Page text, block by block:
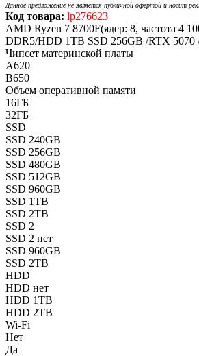
Данное предложение не является публичной офертой и носит
Код товара: lp276623
AMD Ryzen 7 8700F(ядер: 8, частота 4
DDR5/HDD 1TB SSD 256GB /RTX 5070
Чипсет материнской платы
A620
B650
Объем оперативной памяти
16ГБ
32ГБ
SSD
SSD 240GB
SSD 256GB
SSD 480GB
SSD 512GB
SSD 960GB
SSD 1TB
SSD 2TB
SSD 2
SSD 2 нет
SSD 960GB
SSD 2TB
HDD
HDD нет
HDD 1TB
HDD 2TB
Wi-Fi
Нет
Да